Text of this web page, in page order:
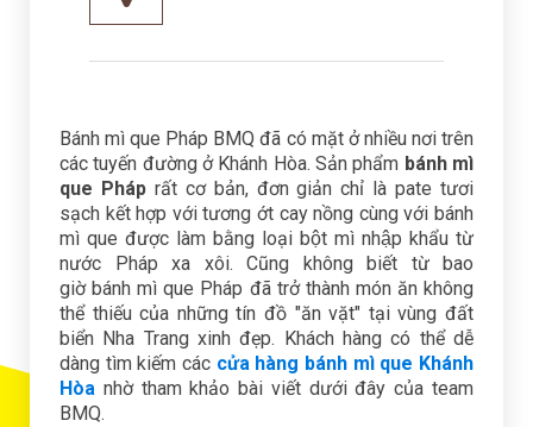
Bánh mì que Pháp BMQ đã có mặt ở nhiều nơi trên
các tuyến đường ở Khánh Hòa. Sản phẩm bánh mì
que Pháprất cơ bản, đơn giản chỉ là pate tươi
sạch kết hợp với tương ớt cay nồng cùng với bánh
mì que được làm bằng loại bột mì nhập khẩu từ
nước Pháp xa xôi. Cũng không biết từ bao
giờ bánh mì que Pháp đã trở thành món ăn không
thể thiếu của những tín đồ "ăn vặt" tại vùng đất
biển Nha Trang xinh đẹp. Khách hàng có thể dễ
dàng tìm kiếm các cửa hàng bánh mì que Khánh
Hòa nhờ tham khảo bài viết dưới đây của team
BMQ.